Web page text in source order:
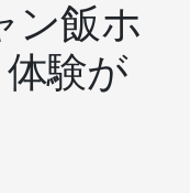
ン飯ホ
験が